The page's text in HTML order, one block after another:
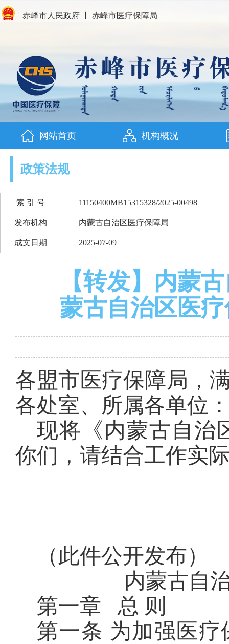
赤峰市人民政府 赤峰市医疗保障局
网站首页 机构概况
政策法规
索 引 号 11150400MB15315328/2025-00498
发布机构 内蒙古自治区医疗保障局
成文日期 2025-07-09
【转发】内蒙
蒙古自治区医
各盟市医疗保障局，
各处室、所属各单位
现将《内蒙古自治
你们，请结合工作实
（此件公开发布）
内蒙古自
第一章 总 则
第一条 为加强医